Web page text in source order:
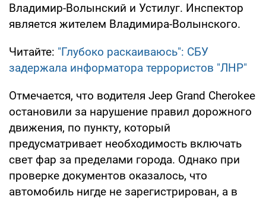
Владимир-Волынский и Устилуг. Инспектор
является жителем Владимира-Волынского.
Читайте: "Глубоко раскаиваюсь": СБУ
задержала информатора террористов "ЛНР"
Отмечается, что водителя Jeep Grand Cherokee
остановили за нарушение правил дорожного
движения, по пункту, который
предусматривает необходимость включать
свет фар за пределами города. Однако при
проверке документов оказалось, что
автомобиль нигде не зарегистрирован, а в